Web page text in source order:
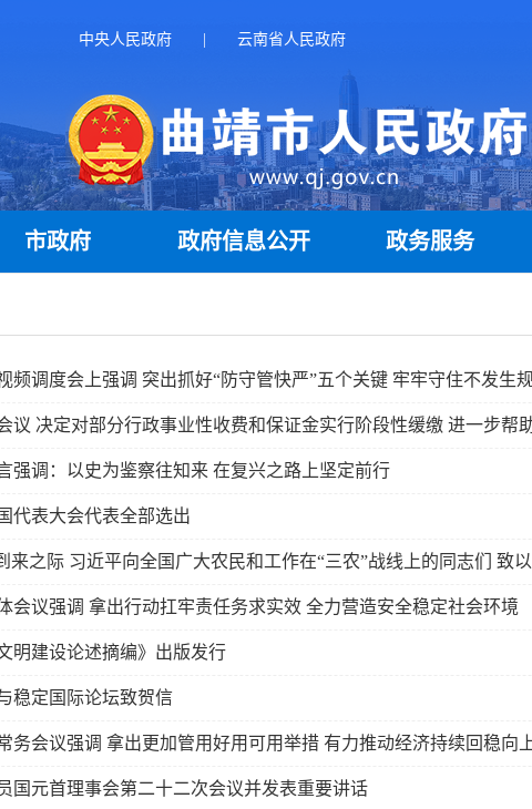
中央人民政府 云南省人民政府
市政府 政府信息公开 政务服务
频调度会上强调 突出抓好“防守管快严”五个关键 牢牢守住不发生
议 决定对部分行政事业性收费和保证金实行阶段性缓缴 进一步帮
强调：以史为鉴察往知来 在复兴之路上坚定前行
代表大会代表全部选出
来之际 习近平向全国广大农民和工作在“三农”战线上的同志们 致
会议强调 拿出行动扛牢责任务求实效 全力营造安全稳定社会环境
明建设论述摘编》出版发行
稳定国际论坛致贺信
务会议强调 拿出更加管用好用可用举措 有力推动经济持续回稳向
国元首理事会第二十二次会议并发表重要讲话